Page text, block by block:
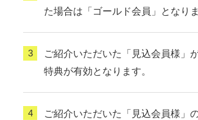
た場合は「ゴールド会員」となりま
ご紹介いただいた「見込会員様」
特典が有効となります。
ご紹介いただいた「見込会員様」